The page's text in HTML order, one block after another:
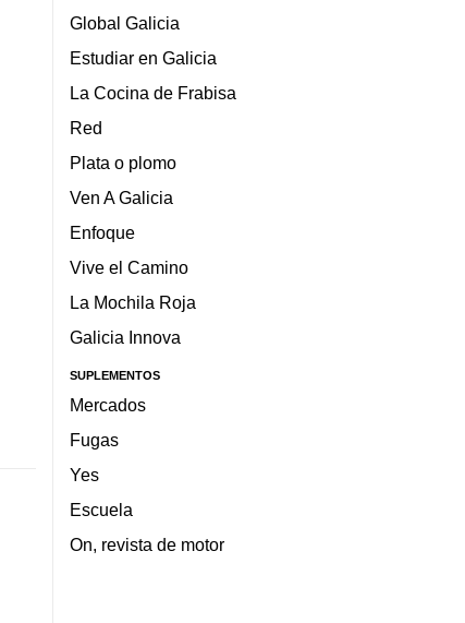
Global Galicia
Estudiar en Galicia
La Cocina de Frabisa
Red
Plata o plomo
Ven A Galicia
Enfoque
Vive el Camino
La Mochila Roja
Galicia Innova
SUPLEMENTOS
Mercados
Fugas
Yes
Escuela
On, revista de motor